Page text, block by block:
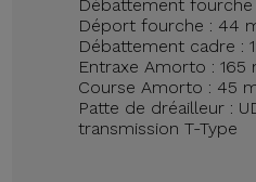
Débattement fourche
Déport fourche : 44
Débattement cadre :
Entraxe Amorto : 165
Course Amorto : 45
Patte de dréailleur :
transmission T-Type